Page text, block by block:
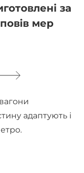
за
мер
адаптують і